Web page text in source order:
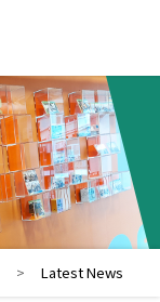
> Latest News